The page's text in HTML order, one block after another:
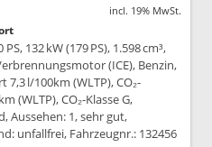
incl. 19% MwSt.
132 kW (179 PS), 1.598 cm³,
(ICE), Benzin,
l/100km (WLTP), CO₂-
(WLTP), CO₂-Klasse G,
Aussehen: 1, sehr gut,
unfallfrei, Fahrzeugnr.: 132456